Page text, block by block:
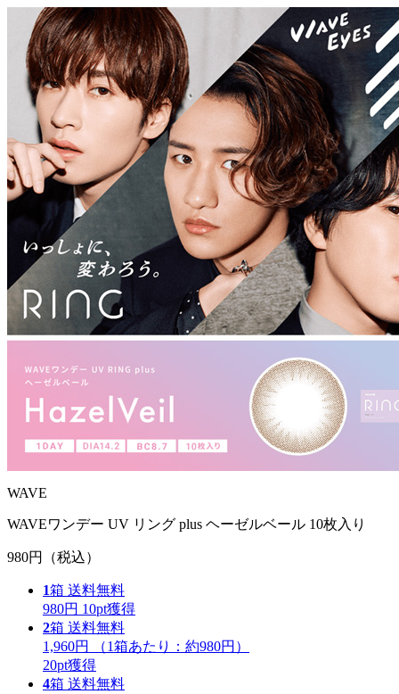
WAVE
WAVEワンデー UV リング plus ヘーゼルベール 10枚入り
980円 （税込）
1箱 送料無料
980円 10pt獲得
2箱 送料無料
1,960円
（1箱あたり： 約980円 ）
20pt獲得
4箱 送料無料